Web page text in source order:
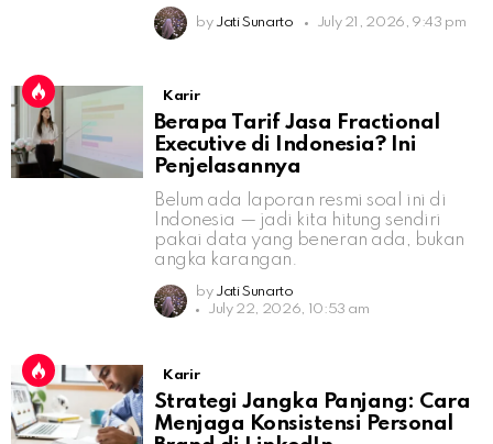
by Jati Sunarto July 21, 2026, 9:43 pm
Karir
Berapa Tarif Jasa Fractional
Executive di Indonesia? Ini
Penjelasannya
Belum ada laporan resmi soal ini di
Indonesia — jadi kita hitung sendiri
pakai data yang beneran ada, bukan
angka karangan.
by Jati Sunarto
July 22, 2026, 10:53 am
Karir
Strategi Jangka Panjang: Cara
Menjaga Konsistensi Personal